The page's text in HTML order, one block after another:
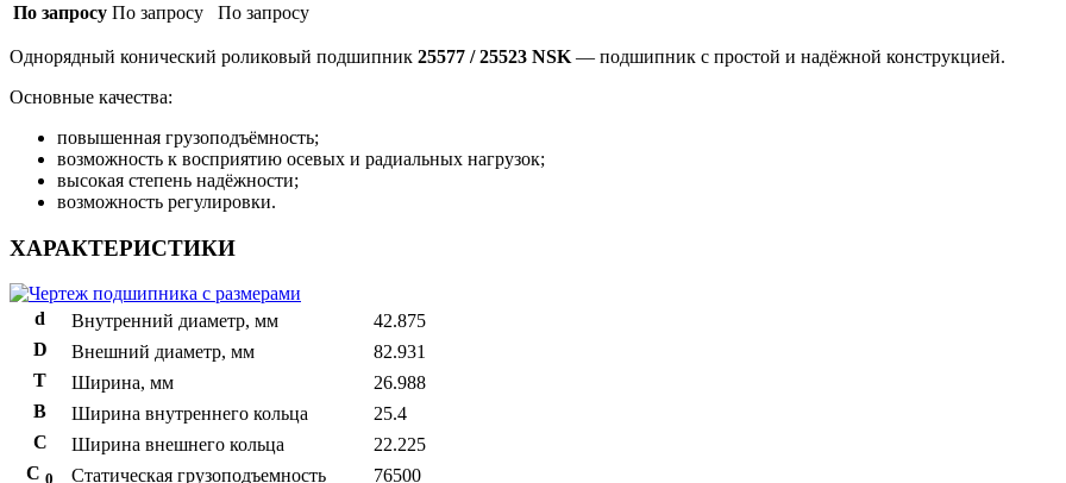
По запросу По запросу По запросу
Однорядный конический роликовый подшипник 25577 / 25523 NSK — подшипник с простой и надёжной конструкцией.
Основные качества:
повышенная грузоподъёмность;
возможность к восприятию осевых и радиальных нагрузок;
высокая степень надёжности;
возможность регулировки.
ХАРАКТЕРИСТИКИ
d Внутренний диаметр, мм
42.875
D
Внешний диаметр, мм
82.931
T
Ширина, мм
26.988
B
Ширина внутреннего кольца
25.4
С
Ширина внешнего кольца
22.225
С 0 Статическая грузоподъемность 76500